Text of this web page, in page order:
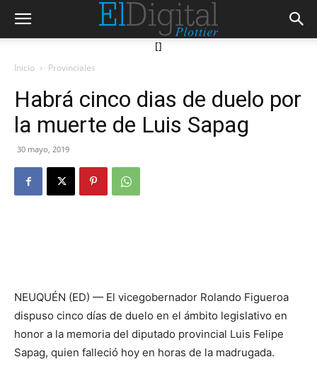
[]
Inicio Provinciales
Habrá cinco dias de duelo por
la muerte de Luis Sapag
30 mayo, 2019
NEUQUÉN (ED) — El vicegobernador Rolando Figueroa
dispuso cinco días de duelo en el ámbito legislativo en
honor a la memoria del diputado provincial Luis Felipe
Sapag, quien falleció hoy en horas de la madrugada.